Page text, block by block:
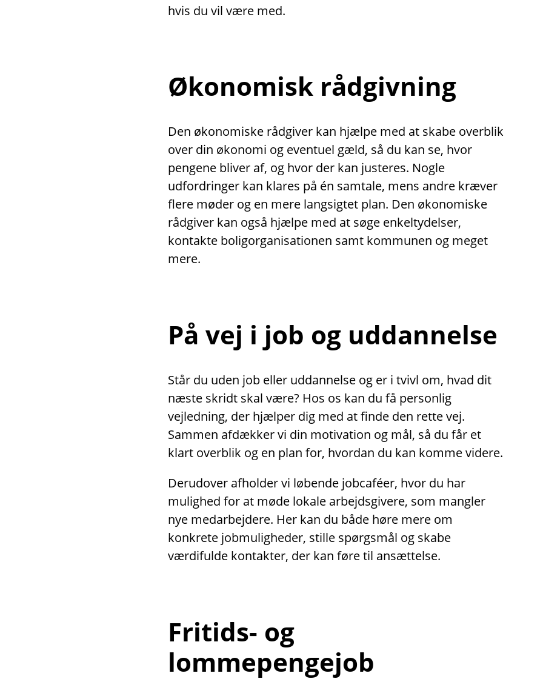
hvis du vil være med.
Økonomisk rådgivning
Den økonomiske rådgiver kan hjælpe med at skabe overblik
over din økonomi og eventuel gæld, så du kan se, hvor
pengene bliver af, og hvor der kan justeres. Nogle
udfordringer kan klares på én samtale, mens andre kræver
flere møder og en mere langsigtet plan. Den økonomiske
rådgiver kan også hjælpe med at søge enkeltydelser,
kontakte boligorganisationen samt kommunen og meget
mere.
På vej i job og uddannelse
Står du uden job eller uddannelse og er i tvivl om, hvad dit
næste skridt skal være? Hos os kan du få personlig
vejledning, der hjælper dig med at finde den rette vej.
Sammen afdækker vi din motivation og mål, så du får et
klart overblik og en plan for, hvordan du kan komme videre.
Derudover afholder vi løbende jobcaféer, hvor du har
mulighed for at møde lokale arbejdsgivere, som mangler
nye medarbejdere. Her kan du både høre mere om
konkrete jobmuligheder, stille spørgsmål og skabe
værdifulde kontakter, der kan føre til ansættelse.
Fritids- og
lommepengejob